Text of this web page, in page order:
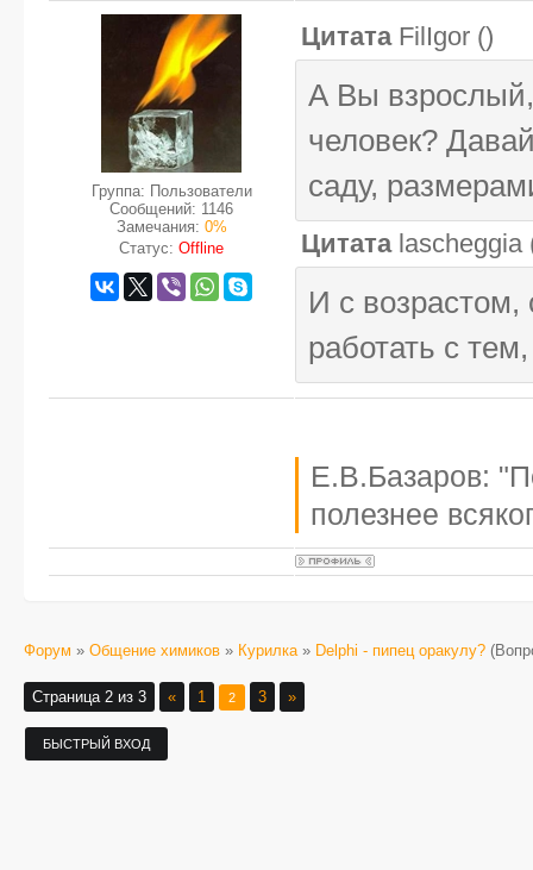
Группа: Пользователи
Сообщений: 1146
Замечания: 0%
Статус: Offline
Цитата FilIgor ()
А Вы
человек?
саду,
Цитата lascheggia
И с
работать с
Е.В.Базаров:
полезнее
Форум » Общение химиков » Курилка » Delphi - пипец оракулу?
Страница 2 из 3 « 1 2 3 »